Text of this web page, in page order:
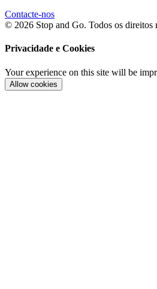
Contacte-nos
© 2026 Stop and Go. Todos os direitos
Privacidade e Cookies
Your experience on this site will be
Allow cookies